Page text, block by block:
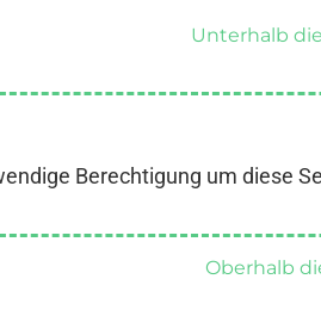
Unterhalb
Berechtigung um diese
Oberhalb